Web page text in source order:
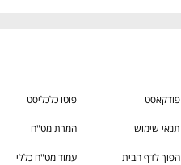
פודקאסט פוטו כלכליסט
תנאי שימוש המרת מט"ח
הפוך לדף הבית עמוד מט"ח כללי